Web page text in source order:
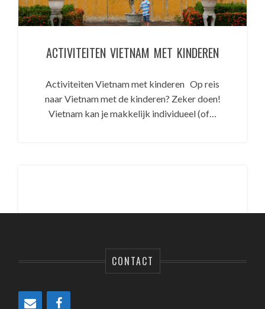
ACTIVITEITEN VIETNAM MET KINDEREN
Activiteiten Vietnam met kinderen Op reis
naar Vietnam met de kinderen? Zeker doen!
Vietnam kan je makkelijk individueel (of…
CONTACT